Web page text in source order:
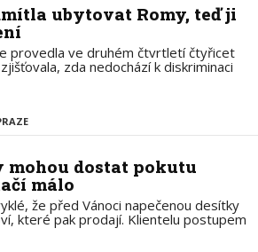
ubytovat Romy, teď ji
provedla ve druhém čtvrtletí čtyřicet
zda nedochází k diskriminaci
mohou dostat pokutu
málo
že před Vánoci napečenou desítky
které pak prodají. Klientelu postupem